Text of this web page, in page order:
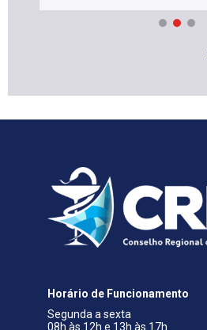
Horário de Funcionamento
Segunda a sexta
08h às 12h e 13h às 17h